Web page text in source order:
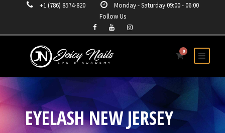
+1 (786) 8574-820
Monday - Saturday 09:00 - 06:00
Follow Us
0
EYELASH NEW JERSEY